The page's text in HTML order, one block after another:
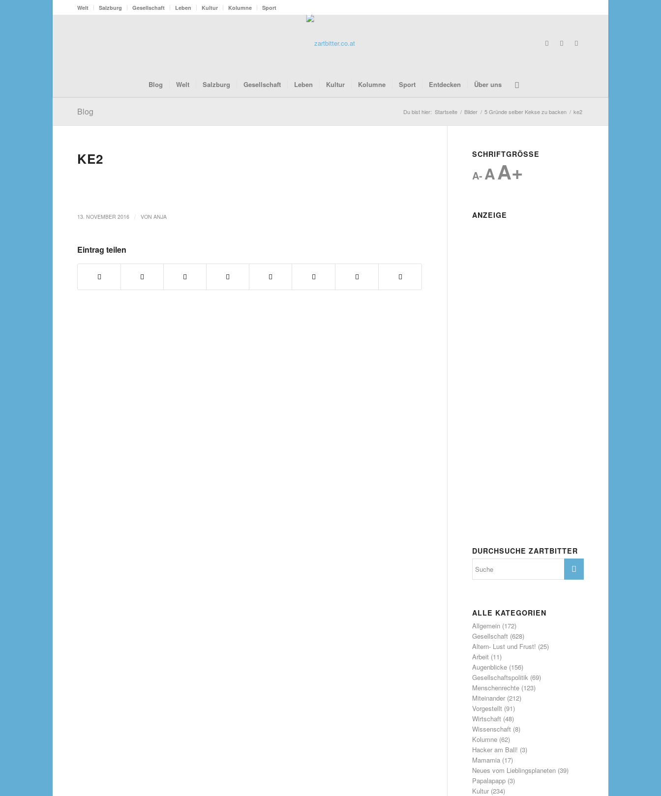
Welt Salzburg Gesellschaft Leben Kultur Kolumne Sport
Blog Welt Salzburg Gesellschaft Leben Kultur Kolumne Sport Entdecken Über uns
Blog Du bist hier: Startseite / Bilder / 5 Gründe selber Kekse zu backen / ke2
KE2
13. NOVEMBER 2016 VON ANJA
Eintrag teilen
SCHRIFTGRÖSSE
A- AA+
ANZEIGE
DURCHSUCHE ZARTBITTER
ALLE KATEGORIEN
Allgemein(172)
Gesellschaft(628)
Altern- Lust und Frust! (25)
Arbeit(11)
Augenblicke(156)
Gesellschaftspolitik(69)
Menschenrechte(123)
Miteinander(212)
Vorgestellt(91)
Wirtschaft(48)
Wissenschaft(8)
Kolumne(62)
Hacker am Ball! (3)
Mamamia(17)
Neues vom Lieblingsplaneten(39)
Papalapapp(3)
Kultur(234)